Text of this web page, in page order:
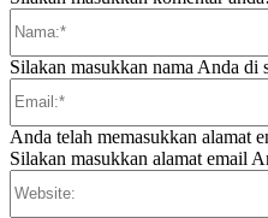
Silakan masukkan nama Anda di
Anda telah memasukkan alamat
Silakan masukkan alamat email